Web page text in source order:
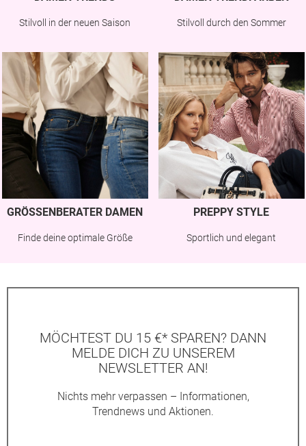
Stilvoll in der neuen Saison Stilvoll durch den Sommer
GRÖSSENBERATER DAMEN
Finde deine optimale Größe
PREPPY STYLE
Sportlich und elegant
MÖCHTEST DU 15 €* SPAREN? DANN
MELDE DICH ZU UNSEREM
NEWSLETTER AN!
Nichts mehr verpassen – Informationen,
Trendnews und Aktionen.